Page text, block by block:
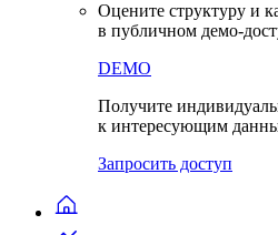
Оцените структуру и
в публичном демо-
DEMO
Получите
к интересующим
Запросить доступ